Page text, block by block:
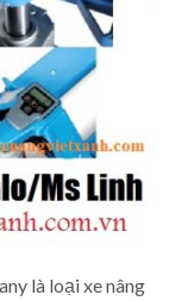
là loại xe nâng